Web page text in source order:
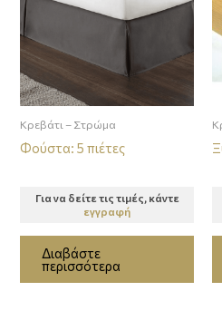
Κρεβάτι – Στρώμα
Φούστα: 5 πιέτες
Για να δείτε τις τιμές, κάντε
εγγραφή
Διαβάστε
περισσότερα